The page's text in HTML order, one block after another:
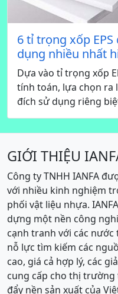
6 tỉ trọng xốp
dụng nhiều nhất
Dựa vào tỉ trọng xốp
tính toán, lựa chọn ra
đích sử dụng riêng
GIỚI THIỆU
Công ty TNHH IANFA
với nhiều kinh nghiệm
phối vật liệu nhựa.
dựng một nền công
cạnh tranh với các
nỗ lực tìm kiếm các
cao, giá cả hợp lý, các
cung cấp cho thị
đẩy nền sản xuất của